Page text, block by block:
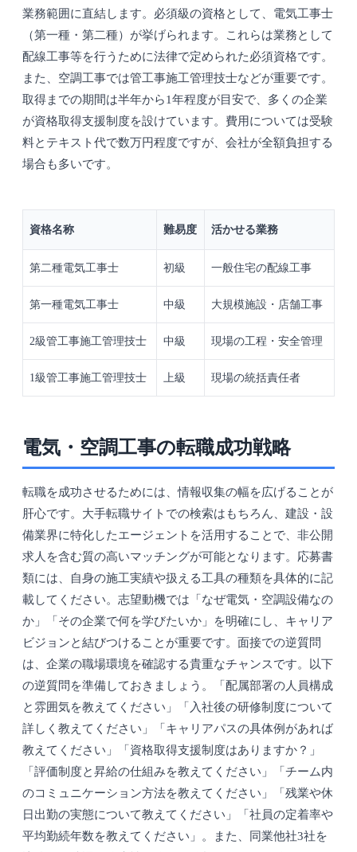
業務範囲に直結します。必須級の資格として、電気工事士
（第一種・第二種）が挙げられます。これらは業務として
配線工事等を行うために法律で定められた必須資格です。
また、空調工事では管工事施工管理技士などが重要です。
取得までの期間は半年から1年程度が目安で、多くの企業
が資格取得支援制度を設けています。費用については受験
料とテキスト代で数万円程度ですが、会社が全額負担する
場合も多いです。
資格名称 難易度 活かせる業務
第二種電気工事士 初級 一般住宅の配線工事
第一種電気工事士 中級 大規模施設・店舗工事
2級管工事施工管理技士 中級 現場の工程・安全管理
1級管工事施工管理技士 上級 現場の統括責任者
電気・空調工事の転職成功戦略
転職を成功させるためには、情報収集の幅を広げることが
肝心です。大手転職サイトでの検索はもちろん、建設・設
備業界に特化したエージェントを活用することで、非公開
求人を含む質の高いマッチングが可能となります。応募書
類には、自身の施工実績や扱える工具の種類を具体的に記
載してください。志望動機では「なぜ電気・空調設備なの
か」「その企業で何を学びたいか」を明確にし、キャリア
ビジョンと結びつけることが重要です。面接での逆質問
は、企業の職場環境を確認する貴重なチャンスです。以下
の逆質問を準備しておきましょう。「配属部署の人員構成
と雰囲気を教えてください」「入社後の研修制度について
詳しく教えてください」「キャリアパスの具体例があれば
教えてください」「資格取得支援制度はありますか？」
「評価制度と昇給の仕組みを教えてください」「チーム内
のコミュニケーション方法を教えてください」「残業や休
日出勤の実態について教えてください」「社員の定着率や
平均勤続年数を教えてください」。また、同業他社3社を